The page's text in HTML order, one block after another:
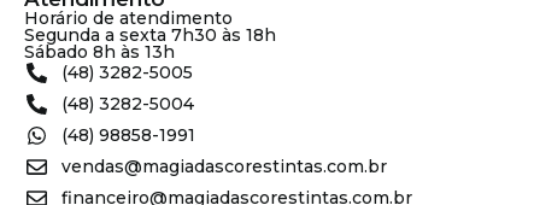
Horário de atendimento
Segunda a sexta 7h30 às 18h
Sábado 8h às 13h
(48) 3282-5005
(48) 3282-5004
(48) 98858-1991
vendas@magiadascorestintas.com.br
financeiro@magiadascorestintas.com.br